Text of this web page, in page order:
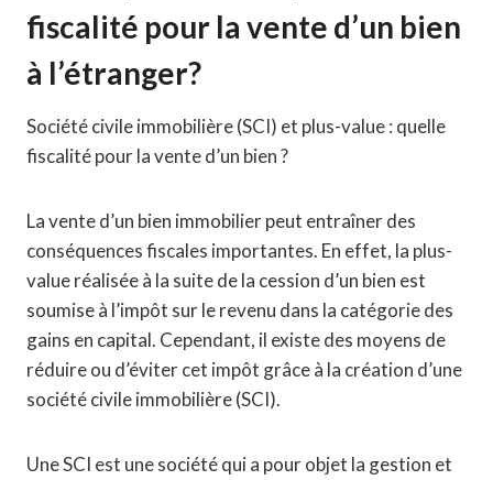
fiscalité pour la vente d’un bien
à l’étranger?
Société civile immobilière (SCI) et plus-value : quelle
fiscalité pour la vente d’un bien ?
La vente d’un bien immobilier peut entraîner des
conséquences fiscales importantes. En effet, la plus-
value réalisée à la suite de la cession d’un bien est
soumise à l’impôt sur le revenu dans la catégorie des
gains en capital. Cependant, il existe des moyens de
réduire ou d’éviter cet impôt grâce à la création d’une
société civile immobilière (SCI).
Une SCI est une société qui a pour objet la gestion et